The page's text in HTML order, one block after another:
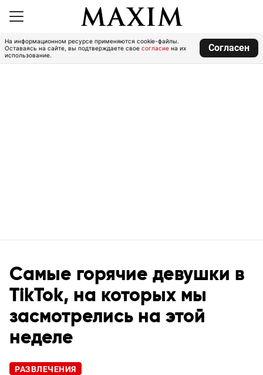
На информационном ресурсе применяются cookie-файлы.
Оставаясь на сайте, вы подтверждаете свое согласие на их
использование.
Согласен
Самые горячие девушки в
TikTok, на которых мы
засмотрелись на этой
неделе
РАЗВЛЕЧЕНИЯ